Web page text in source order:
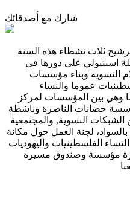
شارك مع أصدقائك
ثلاث نشطاء هذه السنة
اسبنيولي على دورها في
النسوية وبناء مؤسسات
عموما والنساء
وهي بين المؤسسات لمركز
حضانات الناصرة وناشطة
النسوية, والمجتمعية
لجنة العمل حول مكانة
الفلسطينيات واليهوديات
ادارة مؤسسة وصندوق مسيرة